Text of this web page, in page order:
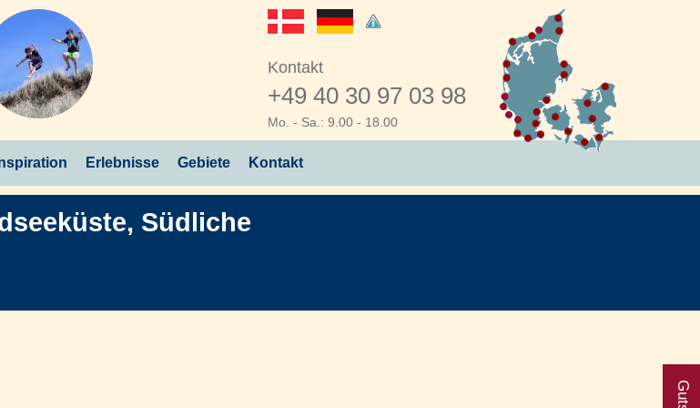
Kontakt
+49 40 30 97 03 98
Mo. - Sa.: 9.00 - 18.00
Erlebnisse Gebiete Kontakt
, Südliche